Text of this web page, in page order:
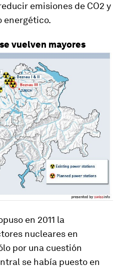
emisiones de CO2 y
energético.
vuelven mayores
en 2011 la
nucleares en
por una cuestión
se había puesto en